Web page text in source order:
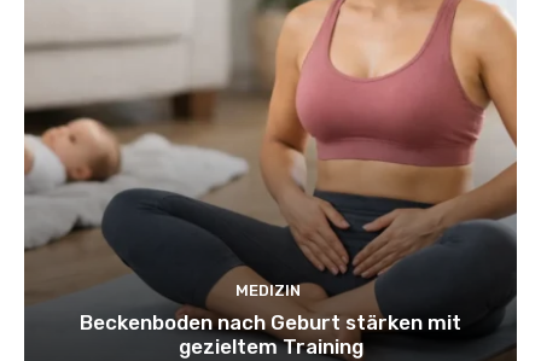
MEDIZIN
Beckenboden nach Geburt stärken mit
gezieltem Training